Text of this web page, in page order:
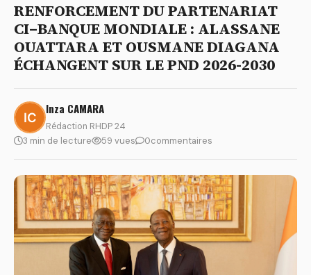
RENFORCEMENT DU PARTENARIAT
CI–BANQUE MONDIALE : ALASSANE
OUATTARA ET OUSMANE DIAGANA
ÉCHANGENT SUR LE PND 2026-2030
Inza CAMARA
Rédaction RHDP 24
3 min de lecture 59 vues 0commentaires